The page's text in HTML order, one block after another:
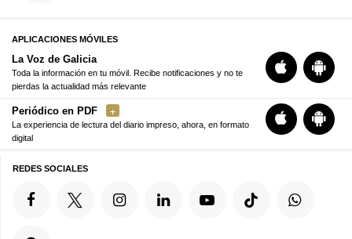
APLICACIONES MÓVILES
La Voz de Galicia
Toda la información en tu móvil. Recibe notificaciones y no te
pierdas la actualidad más relevante
Periódico en PDF
La experiencia de lectura del diario impreso, ahora, en formato
digital
REDES SOCIALES